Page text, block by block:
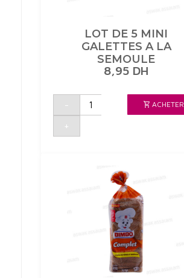
LOT DE 5 MINI
GALETTES A LA
SEMOULE
8,95 DH
-
quantité
LOT
MINI
+
ACHETER